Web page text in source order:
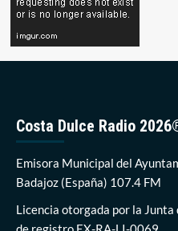
Costa Dulce Radio
Emisora Municipal del
Badajoz (España) 107.4 FM
Licencia otorgada por la